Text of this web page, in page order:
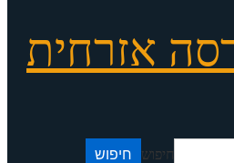
חיפוש
אזרחית